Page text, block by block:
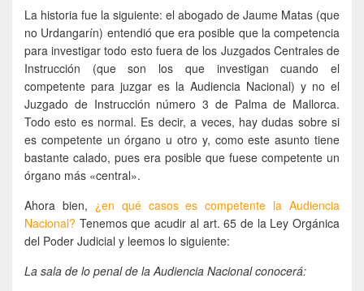
La historia fue la siguiente: el abogado de Jaume Matas (que
no Urdangarín) entendió que era posible que la competencia
para investigar todo esto fuera de los Juzgados Centrales de
Instrucción (que son los que investigan cuando el
competente para juzgar es la Audiencia Nacional) y no el
Juzgado de Instrucción número 3 de Palma de Mallorca.
Todo esto es normal. Es decir, a veces, hay dudas sobre si
es competente un órgano u otro y, como este asunto tiene
bastante calado, pues era posible que fuese competente un
órgano más «central».
Ahora bien, ¿en qué casos es competente la Audiencia
Nacional? Tenemos que acudir al art. 65 de la Ley Orgánica
del Poder Judicial y leemos lo siguiente:
La sala de lo penal de la Audiencia Nacional conocerá: